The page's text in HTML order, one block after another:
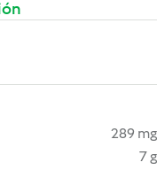
289 mg
7 g